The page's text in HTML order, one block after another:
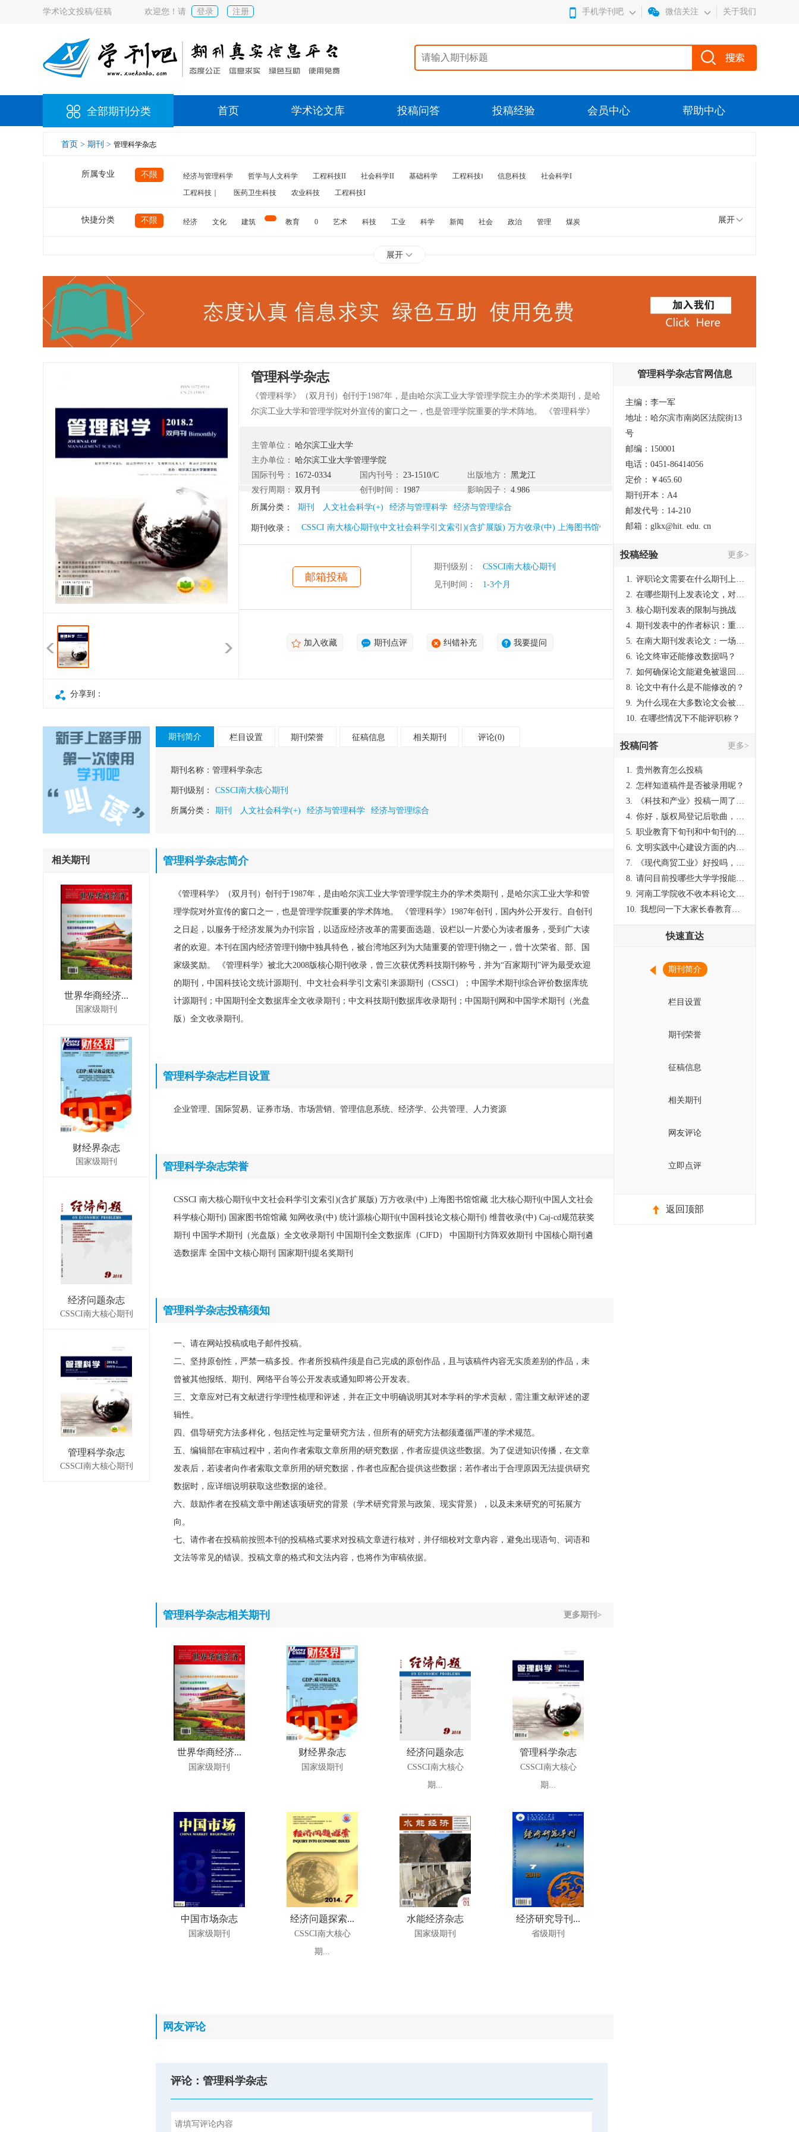
学术论文投稿/征稿 欢迎您！请 登录 注册 手机学刊吧 微信关注 关于我们
全部期刊分类 首页 学术论文库 投稿问答 投稿经验 会员中心 帮助中心
首页 > 期刊 > 管理科学杂志
所属专业 不限 经济与管理科学 哲学与人文科学 工程科技II 社会科学II 基础科学 工程科技‖ 信息科技
社会科学I
工程科技｜
医药卫生科技 农业科技 工程科技I
快捷分类 不限 经济 文化 建筑 教育 0 艺术 科技 工业 科学 新闻 社会 政治 管理
煤炭
展开
展开
管理科学杂志
《管理科学》（双月刊）创刊于1987年，是由哈尔滨工业大学管理学院主办的学术类期刊，是哈
尔滨工业大学和管理学院对外宣传的窗口之一，也是管理学院重要的学术阵地。 《管理科学》
的需要面选题、设栏以一片爱心为读者服务，受到广大读者的欢迎。本刊在国内经济管理刊物中
独具特色，被台湾地区列为大陆重要的管理刊物之一，曾十次荣省、部、国家级奖励。 《管理
科学》被北大2008版核心期刊收录，曾三次获优秀科技期刊称号，并为“百家期刊”评为最受欢迎
的期刊，中国科技论文统计源期刊、中文社会科学引文索引来源期刊（CSSCI）；中国学术期刊
综合评价数据库统计源期刊；中国期刊全文数据库全文收录期刊；中文科技期刊数据库收录期
主管单位：
哈尔滨工业大学
主办单位：
哈尔滨工业大学管理学院
国际刊号：
1672-0334 国内刊号： 23-1510/C 出版地方：
黑龙江
发行周期： 双月刊 创刊时间： 1987 影响因子：
4.986
所属分类：
期刊 人文社会科学(+) 经济与管理科学 经济与管理综合
期刊收录： CSSCI 南大核心期刊(中文社会科学引文索引)(含扩展版) 万方收录(中) 上海图书馆馆藏 北大核心期刊(中国人文社会科学核心期刊) 国
邮箱投稿
期刊级别：
CSSCI南大核心期刊
见刊时间：
1-3个月
加入收藏 期刊点评 纠错补充 我要提问
分享到：
相关期刊
世界华商经济...
国家级期刊
财经界杂志
国家级期刊
经济问题杂志
CSSCI南大核心期刊
管理科学杂志
CSSCI南大核心期刊
期刊简介 栏目设置 期刊荣誉 征稿信息 相关期刊 评论(0)
期刊名称： 管理科学杂志
期刊级别： CSSCI南大核心期刊
所属分类： 期刊 人文社会科学(+) 经济与管理科学 经济与管理综合
管理科学杂志简介
《管理科学》（双月刊）创刊于1987年，是由哈尔滨工业大学管理学院主办的学术类期刊，是哈尔滨工业大学和管
理学院对外宣传的窗口之一，也是管理学院重要的学术阵地。 《管理科学》1987年创刊，国内外公开发行。自创刊
之日起，以服务于经济发展为办刊宗旨，以适应经济改革的需要面选题、设栏以一片爱心为读者服务，受到广大读
者的欢迎。本刊在国内经济管理刊物中独具特色，被台湾地区列为大陆重要的管理刊物之一，曾十次荣省、部、国
家级奖励。 《管理科学》被北大2008版核心期刊收录，曾三次获优秀科技期刊称号，并为“百家期刊”评为最受欢迎
的期刊，中国科技论文统计源期刊、中文社会科学引文索引来源期刊（CSSCI）；中国学术期刊综合评价数据库统
计源期刊；中国期刊全文数据库全文收录期刊；中文科技期刊数据库收录期刊；中国期刊网和中国学术期刊（光盘
版）全文收录期刊。
管理科学杂志栏目设置
企业管理、国际贸易、证券市场、市场营销、管理信息系统、经济学、公共管理、人力资源
管理科学杂志荣誉
CSSCI 南大核心期刊(中文社会科学引文索引)(含扩展版) 万方收录(中) 上海图书馆馆藏 北大核心期刊(中国人文社会
科学核心期刊) 国家图书馆馆藏 知网收录(中) 统计源核心期刊(中国科技论文核心期刊) 维普收录(中) Caj-cd规范获奖
期刊 中国学术期刊（光盘版）全文收录期刊 中国期刊全文数据库（CJFD） 中国期刊方阵双效期刊 中国核心期刊遴
选数据库 全国中文核心期刊 国家期刊提名奖期刊
管理科学杂志投稿须知
一、请在网站投稿或电子邮件投稿。
二、坚持原创性，严禁一稿多投。作者所投稿件须是自己完成的原创作品，且与该稿件内容无实质差别的作品，未
曾被其他报纸、期刊、网络平台等公开发表或通知即将公开发表。
三、文章应对已有文献进行学理性梳理和评述，并在正文中明确说明其对本学科的学术贡献，需注重文献评述的逻
辑性。
四、倡导研究方法多样化，包括定性与定量研究方法，但所有的研究方法都须遵循严谨的学术规范。
五、编辑部在审稿过程中，若向作者索取文章所用的研究数据，作者应提供这些数据。为了促进知识传播，在文章
发表后，若读者向作者索取文章所用的研究数据，作者也应配合提供这些数据；若作者出于合理原因无法提供研究
数据时，应详细说明获取这些数据的途径。
六、鼓励作者在投稿文章中阐述该项研究的背景（学术研究背景与政策、现实背景），以及未来研究的可拓展方
向。
七、请作者在投稿前按照本刊的投稿格式要求对投稿文章进行核对，并仔细校对文章内容，避免出现语句、词语和
文法等常见的错误。投稿文章的格式和文法内容，也将作为审稿依据。
管理科学杂志相关期刊 更多期刊>
世界华商经济...
国家级期刊
财经界杂志
国家级期刊
经济问题杂志
CSSCI南大核心
期...
管理科学杂志
CSSCI南大核心
期...
中国市场杂志
国家级期刊
经济问题探索...
CSSCI南大核心
期...
水能经济杂志
国家级期刊
经济研究导刊...
省级期刊
网友评论
评论：管理科学杂志
管理科学杂志官网信息
主编：李一军
地址：哈尔滨市南岗区法院街13
号
邮编：150001
电话：0451-86414056
定价：￥465.60
期刊开本：A4
邮发代号：14-210
邮箱：glkx@hit. edu. cn
投稿经验 更多>
1. 评职论文需要在什么期刊上发表？
2. 在哪些期刊上发表论文，对考研有优势？
3. 核心期刊发表的限制与挑战
4. 期刊发表中的作者标识：重要性与实践
5. 在南大期刊发表论文：一场知识探索与学术成就的旅程
6. 论文终审还能修改数据吗？
7. 如何确保论文能避免被退回：关键条件与策略
8. 论文中有什么是不能修改的？
9. 为什么现在大多数论文会被评判为AI撰写？（深度剖析查重机制下的困境与出路）
10. 在哪些情况下不能评职称？
投稿问答 更多>
1. 贵州教育怎么投稿
2. 怎样知道稿件是否被录用呢？
3.
《科技和产业》投稿一周了仍是“已发回执”状态，这是什么意思？什么时候外审？
4. 你好，版权局登记后歌曲，这里能否发表
5. 职业教育下旬刊和中旬刊的国内刊号一样，他们有什么区别，两本刊物都是真的吗？
6. 文明实践中心建设方面的内容适合那种期刊
7.
《现代商贸工业》好投吗，版面费多少？
8. 请问目前投哪些大学学报能较快出刊啊
9. 河南工学院收不收本科论文呀？
10. 我想问一下大家长春教育学院学报是本科学报吗？
快速直达
期刊简介
栏目设置
期刊荣誉
征稿信息
相关期刊
网友评论
立即点评
返回顶部